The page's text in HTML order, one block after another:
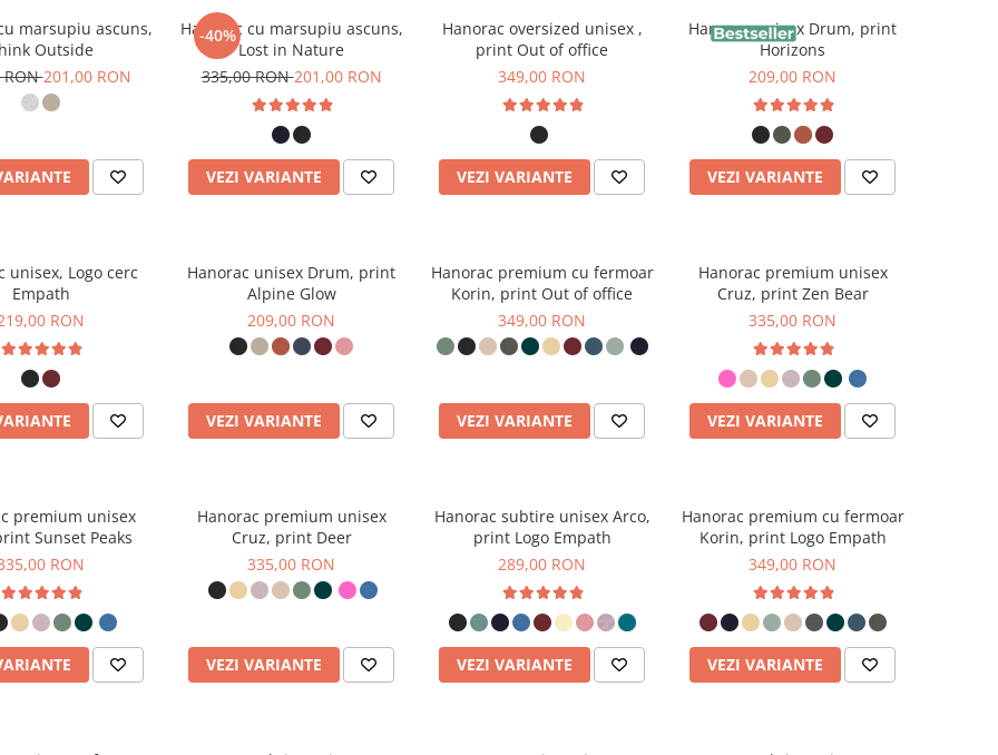
marsupiu ascuns,
Outside
RON201,00 RON
-40%
Hanorac cu marsupiu ascuns,
Lost in Nature
335,00 RON201,00 RON
VEZI VARIANTE
Hanorac oversized unisex ,
print Out of office
349,00 RON
VEZI VARIANTE
Hanorac unisex Drum, print
Horizons
209,00 RON
VEZI VARIANTE
unisex, Logo cerc
Empath
RON
Hanorac unisex Drum, print
Alpine Glow
209,00 RON
VEZI VARIANTE
Hanorac premium cu fermoar
Korin, print Out of office
349,00 RON
VEZI VARIANTE
Hanorac premium unisex
Cruz, print Zen Bear
335,00 RON
VEZI VARIANTE
premium unisex
Sunset Peaks
RON
Hanorac premium unisex
Cruz, print Deer
335,00 RON
VEZI VARIANTE
Hanorac subtire unisex Arco,
print Logo Empath
289,00 RON
VEZI VARIANTE
Hanorac premium cu fermoar
Korin, print Logo Empath
349,00 RON
VEZI VARIANTE